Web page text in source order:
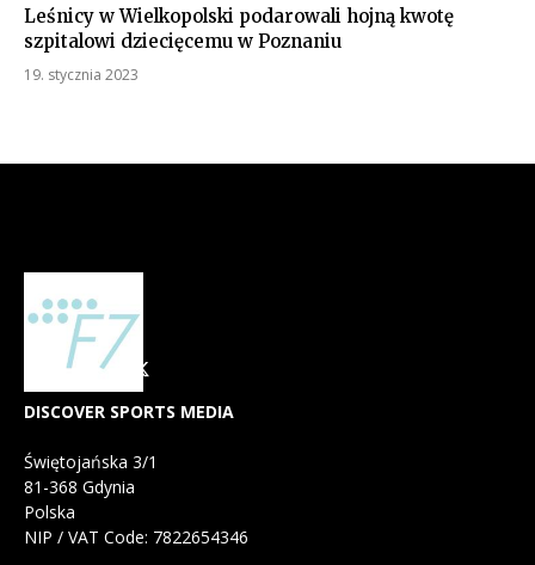
Leśnicy w Wielkopolski podarowali hojną kwotę
szpitalowi dziecięcemu w Poznaniu
19. stycznia 2023
DISCOVER SPORTS MEDIA
Świętojańska 3/1
81-368 Gdynia
Polska
NIP / VAT Code: 7822654346